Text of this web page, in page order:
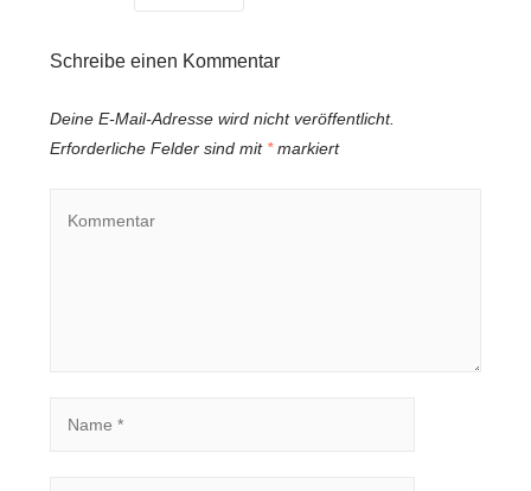
Schreibe einen Kommentar
Deine E-Mail-Adresse wird nicht veröffentlicht.
Erforderliche Felder sind mit *markiert